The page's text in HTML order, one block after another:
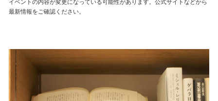
イベントの内容が変更になっている可能性があります。公式サイトなどから
最新情報をご確認ください。